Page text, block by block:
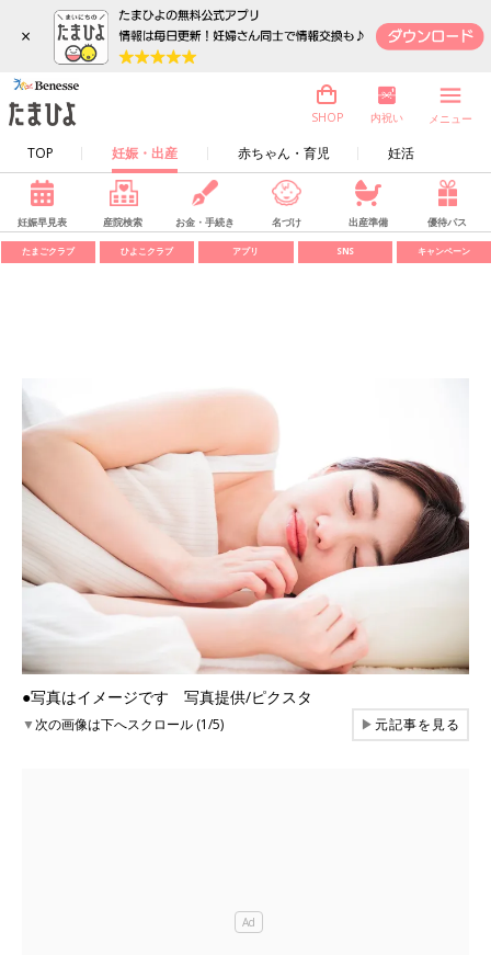
×
TOP 妊娠・出産 赤ちゃん・育児 妊活
SHOP 内祝い メニュー
妊娠早見表 産院検索 お金・手続き 名づけ 出産準備 優待パス
たまごクラブ ひよこクラブ アプリ SNS キャンペーン
●写真はイメージです 写真提供/ピクスタ
▼次の画像は下へスクロール (1/5) ▶元記事を見る